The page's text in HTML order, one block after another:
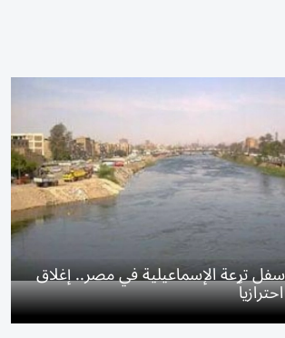
ترعة الإسماعيلية في مصر.. إغلاق